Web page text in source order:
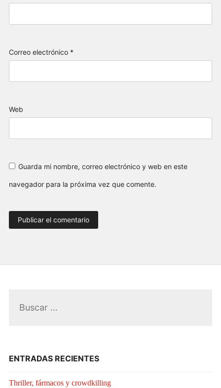
Correo electrónico *
Web
Guarda mi nombre, correo electrónico y web en este
navegador para la próxima vez que comente.
ENTRADAS RECIENTES
Thriller, fármacos y crowdkilling